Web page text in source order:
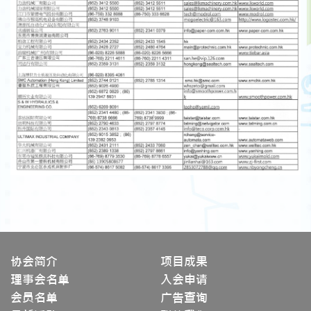
协会简介
理事会名单
会员名单
项目成果
入会申请
广告查询